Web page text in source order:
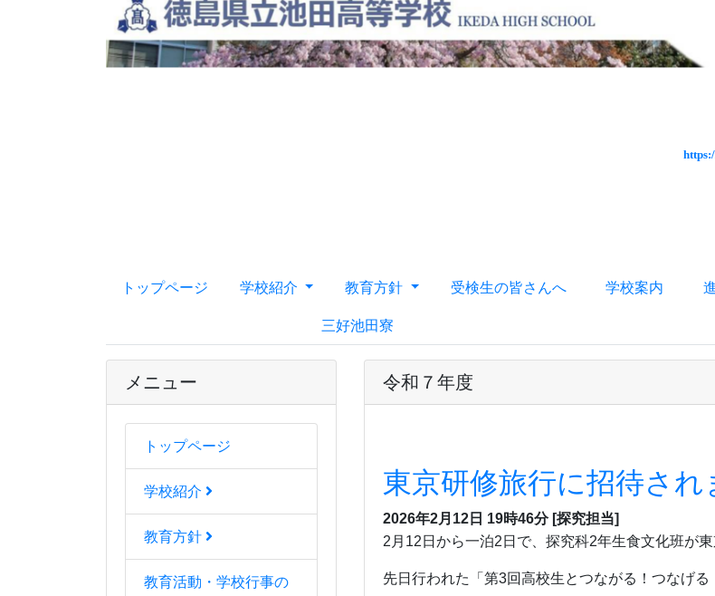
トップページ 学校紹介 教育方針 受検生の皆さんへ 学校案内
三好池田寮
メニュー
トップページ
学校紹介
教育方針
教育活動・学校行事の
令和７年度
東京研修旅行に招待され
2026年2月12日 19時46分 [探究担当]
2月12日から一泊2日で、探究科2年生食文化班が
先日行われた「第3回高校生とつながる！つなげ